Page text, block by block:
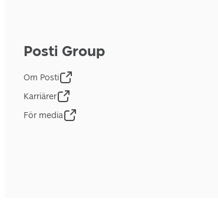
Posti Group
Om Posti
Karriärer
För media